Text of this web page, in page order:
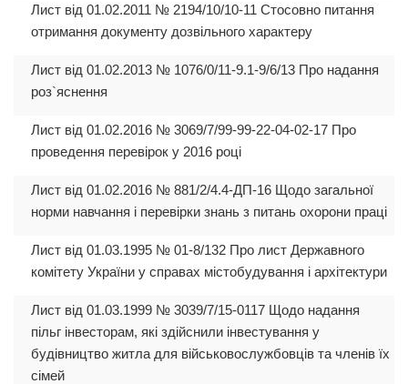
Лист від 01.02.2011 № 2194/10/10-11 Стосовно питання
отримання документу дозвільного характеру
Лист від 01.02.2013 № 1076/0/11-9.1-9/6/13 Про надання
роз`яснення
Лист від 01.02.2016 № 3069/7/99-99-22-04-02-17 Про
проведення перевірок у 2016 році
Лист від 01.02.2016 № 881/2/4.4-ДП-16 Щодо загальної
норми навчання і перевірки знань з питань охорони праці
Лист від 01.03.1995 № 01-8/132 Про лист Державного
комітету України у справах містобудування і архітектури
Лист від 01.03.1999 № 3039/7/15-0117 Щодо надання
пільг інвесторам, які здійснили інвестування у
будівництво житла для військовослужбовців та членів їх
сімей